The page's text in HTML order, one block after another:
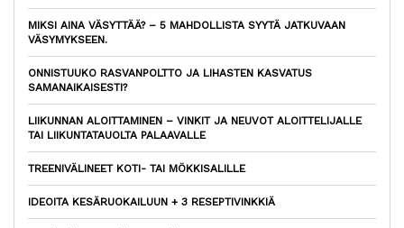
MIKSI AINA VÄSYTTÄÄ? – 5 MAHDOLLISTA SYYTÄ JATKUVAAN
VÄSYMYKSEEN.
ONNISTUUKO RASVANPOLTTO JA LIHASTEN KASVATUS
SAMANAIKAISESTI?
LIIKUNNAN ALOITTAMINEN – VINKIT JA NEUVOT ALOITTELIJALLE
TAI LIIKUNTATAUOLTA PALAAVALLE
TREENIVÄLINEET KOTI- TAI MÖKKISALILLE
IDEOITA KESÄRUOKAILUUN + 3 RESEPTIVINKKIÄ